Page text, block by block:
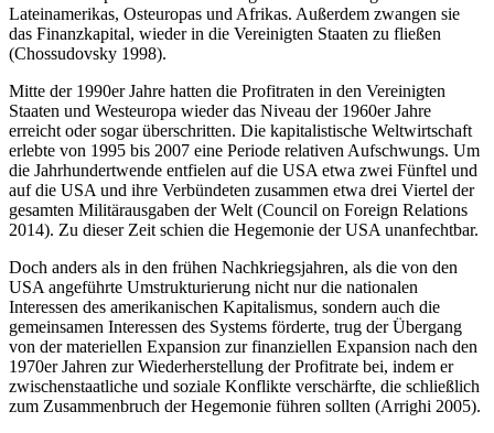
Lateinamerikas, Osteuropas und Afrikas. Außerdem zwangen sie
das Finanzkapital, wieder in die Vereinigten Staaten zu fließen
(Chossudovsky 1998).
Mitte der 1990er Jahre hatten die Profitraten in den Vereinigten
Staaten und Westeuropa wieder das Niveau der 1960er Jahre
erreicht oder sogar überschritten. Die kapitalistische Weltwirtschaft
erlebte von 1995 bis 2007 eine Periode relativen Aufschwungs. Um
die Jahrhundertwende entfielen auf die USA etwa zwei Fünftel und
auf die USA und ihre Verbündeten zusammen etwa drei Viertel der
gesamten Militärausgaben der Welt (Council on Foreign Relations
2014). Zu dieser Zeit schien die Hegemonie der USA unanfechtbar.
Doch anders als in den frühen Nachkriegsjahren, als die von den
USA angeführte Umstrukturierung nicht nur die nationalen
Interessen des amerikanischen Kapitalismus, sondern auch die
gemeinsamen Interessen des Systems förderte, trug der Übergang
von der materiellen Expansion zur finanziellen Expansion nach den
1970er Jahren zur Wiederherstellung der Profitrate bei, indem er
zwischenstaatliche und soziale Konflikte verschärfte, die schließlich
zum Zusammenbruch der Hegemonie führen sollten (Arrighi 2005).